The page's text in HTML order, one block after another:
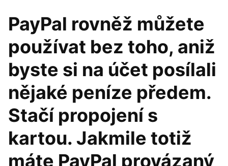
PayPal rovněž můžete
používat bez toho, aniž
byste si na účet posílali
nějaké peníze předem.
Stačí propojení s
kartou. Jakmile totiž
máte PayPal provázaný